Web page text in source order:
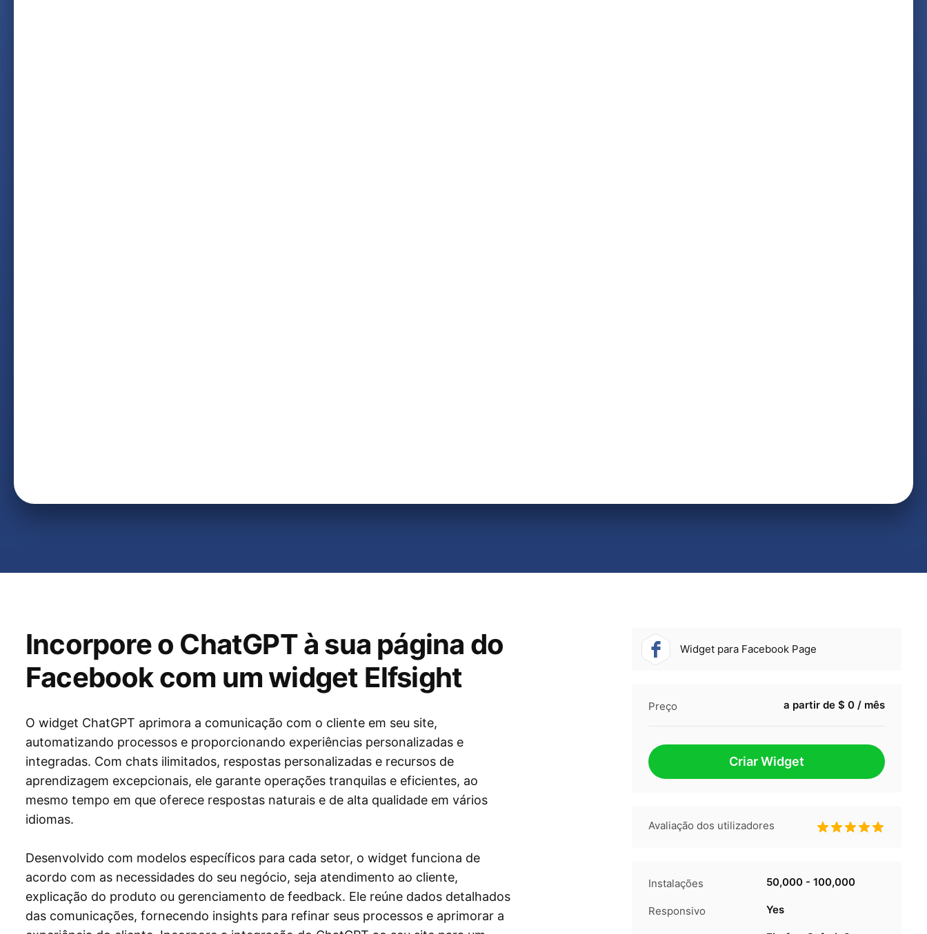
Incorpore o ChatGPT à sua página do
Facebook com um widget Elfsight
O widget ChatGPT aprimora a comunicação com o cliente em seu site,
automatizando processos e proporcionando experiências personalizadas e
integradas. Com chats ilimitados, respostas personalizadas e recursos de
aprendizagem excepcionais, ele garante operações tranquilas e eficientes, ao
mesmo tempo em que oferece respostas naturais e de alta qualidade em vários
idiomas.
Desenvolvido com modelos específicos para cada setor, o widget funciona de
acordo com as necessidades do seu negócio, seja atendimento ao cliente,
explicação do produto ou gerenciamento de feedback. Ele reúne dados detalhados
das comunicações, fornecendo insights para refinar seus processos e aprimorar a
Widget para Facebook Page
Preço a partir de $ 0 / mês
Criar Widget
Avaliação dos utilizadores
Instalações 50,000 - 100,000
Responsivo Yes